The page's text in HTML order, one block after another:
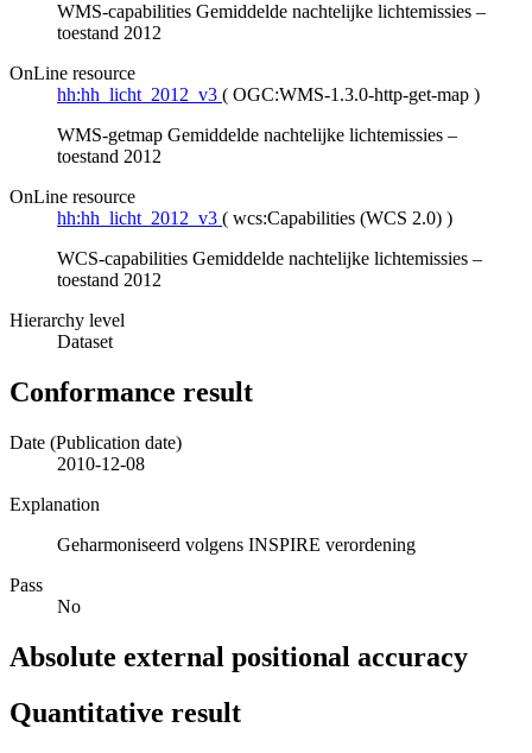
WMS-capabilities Gemiddelde nachtelijke lichtemissies –
toestand 2012
OnLine resource
hh:hh_licht_2012_v3 ( OGC:WMS-1.3.0-http-get-map )
WMS-getmap Gemiddelde nachtelijke lichtemissies –
toestand 2012
OnLine resource
hh:hh_licht_2012_v3 ( wcs:Capabilities (WCS 2.0) )
WCS-capabilities Gemiddelde nachtelijke lichtemissies –
toestand 2012
Hierarchy level
Dataset
Conformance result
Date (Publication date)
2010-12-08
Explanation
Geharmoniseerd volgens INSPIRE verordening
Pass
No
Absolute external positional accuracy
Quantitative result